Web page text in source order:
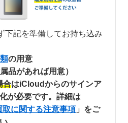
下記を準備してお持ち込み
の用意
品があれば用意）
合はiCloudからのサインア
が必要です。詳細は
に関する注意事項 」をご